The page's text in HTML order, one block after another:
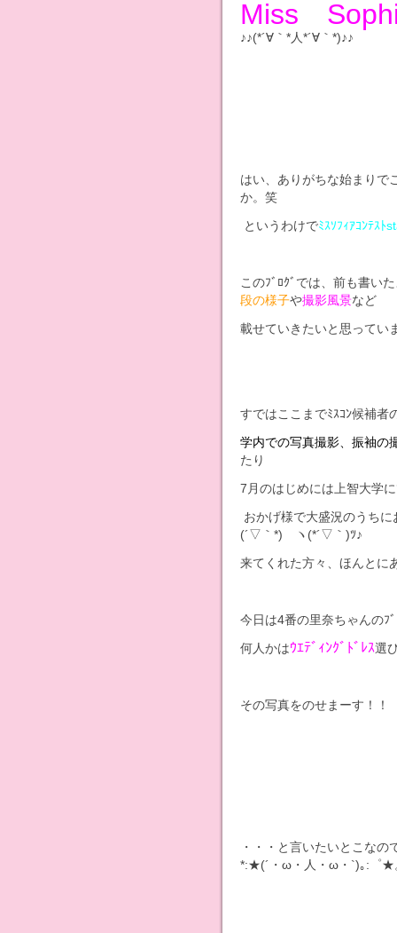
Miss
♪♪(*´∀｀*人*´∀｀*)♪♪
はい、ありがちな始まりで
か。笑
というわけでﾐｽｿﾌｨｱｺﾝﾃｽﾄ
このﾌﾞﾛｸﾞでは、前も書い
段の様子や撮影風景など
載せていきたいと思ってい
すではここまでﾐｽｺﾝ候補者
学内での写真撮影、振袖の
たり
7月のはじめには上智大学
おかげ様で大盛況のうち
(´▽｀*)ゞヽ(*´▽｀)ﾂ♪
来てくれた方々、ほんとに
今日は4番の里奈ちゃんのﾌ
何人かはｳｴﾃﾞｨﾝｸﾞﾄﾞﾚｽ選
その写真をのせまーす！！
・・・と言いたいとこな
*:★(´・ω・人・ω・`)｡:゜★